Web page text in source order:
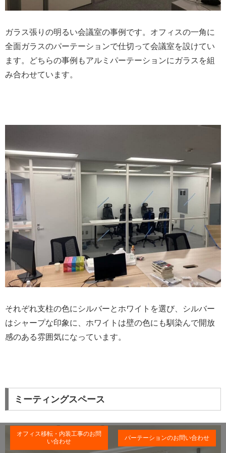
ガラス張りの明るい会議室の事例です。オフィスの一角に
全面ガラスのパーテーションで仕切って会議室を設けてい
ます。どちらの事例もアルミパーテーションにガラスを組
み合わせています。
それぞれ支柱の色にシルバーとホワイトを選び、シルバー
はシャープな印象に、ホワイトは壁の色にも馴染んで開放
感のある雰囲気になっています。
ミーティングスペース
オフィス移転・内装工事のお問
い合わせ
パーテーションのお問い合わせ